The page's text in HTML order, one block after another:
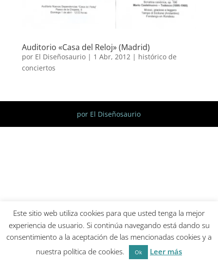
Auditorio «Casa del Reloj» (Madrid)
por El Diseñosaurio| 1 Abr, 2012| histórico de
conciertos
por El Diseñosaurio
Este sitio web utiliza cookies para que usted tenga la mejor
experiencia de usuario. Si continúa navegando está dando su
consentimiento a la aceptación de las mencionadas cookies y a
nuestra política de cookies.
Ok Leer más